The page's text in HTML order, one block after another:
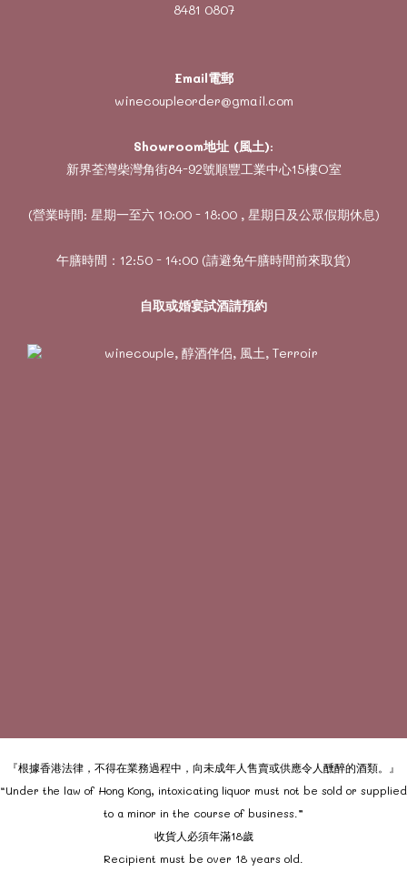
8481 0807
Email電郵
winecoupleorder@gmail.com
Showroom地址 (風土):
新界荃灣柴灣角街84-92號順豐工業中心15樓O室
(營業時間: 星期一至六 10:00 - 18:00 , 星期日及公眾假期休息)
午膳時間：12:50 - 14:00 (請避免午膳時間前來取貨)
自取或婚宴試酒請預約
『根據香港法律，不得在業務過程中，向未成年人售賣或供應令人醺醉的酒類。』
“Under the law of Hong Kong, intoxicating liquor must not be sold or supplied
to a minor in the course of business.”
收貨人必須年滿18歲
Recipient must be over 18 years old.